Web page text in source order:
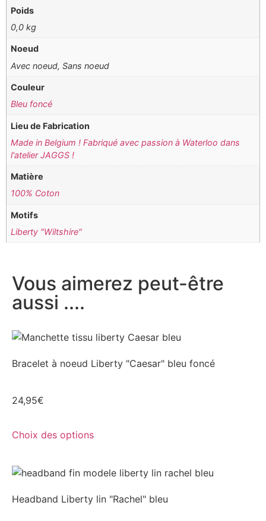
Poids
0,0 kg
Noeud
Avec noeud, Sans noeud
Couleur
Bleu foncé
Lieu de Fabrication
Made in Belgium ! Fabriqué avec passion à Waterloo dans
l'atelier JAGGS !
Matière
100% Coton
Motifs
Liberty "Wiltshire"
Vous aimerez peut-être
aussi ....
Bracelet à noeud Liberty "Caesar" bleu foncé
24,95€
Choix des options
Headband Liberty lin "Rachel" bleu